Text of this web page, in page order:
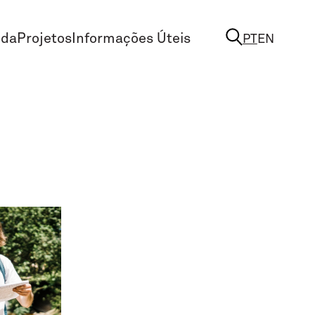
ProjetosInformações Úteis PTEN